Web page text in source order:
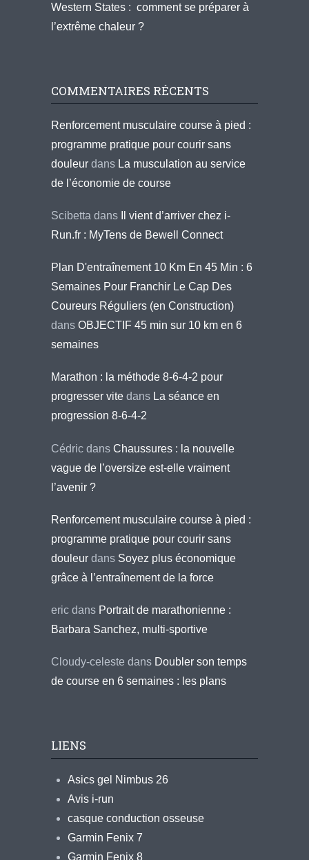
Western States : comment se préparer à
l’extrême chaleur ?
COMMENTAIRES RÉCENTS
Renforcement musculaire course à pied :
programme pratique pour courir sans
douleur dans La musculation au service
de l’économie de course
Scibetta dans
Il vient d’arriver chez i-
Run.fr : MyTens de Bewell Connect
Plan D'entraînement 10 Km En 45 Min : 6
Semaines Pour Franchir Le Cap Des
Coureurs Réguliers (en Construction)
dans OBJECTIF 45 min sur 10 km en 6
semaines
Marathon : la méthode 8-6-4-2 pour
progresser vite dans La séance en
progression 8-6-4-2
Cédric dans Chaussures : la nouvelle
vague de l’oversize est-elle vraiment
l’avenir ?
Renforcement musculaire course à pied :
programme pratique pour courir sans
douleur dans Soyez plus économique
grâce à l’entraînement de la force
eric dans Portrait de marathonienne :
Barbara Sanchez, multi-sportive
Cloudy-celeste dans Doubler son temps
de course en 6 semaines : les plans
LIENS
Asics gel Nimbus 26
Avis i-run
casque conduction osseuse
Garmin Fenix 7
Garmin Fenix 8